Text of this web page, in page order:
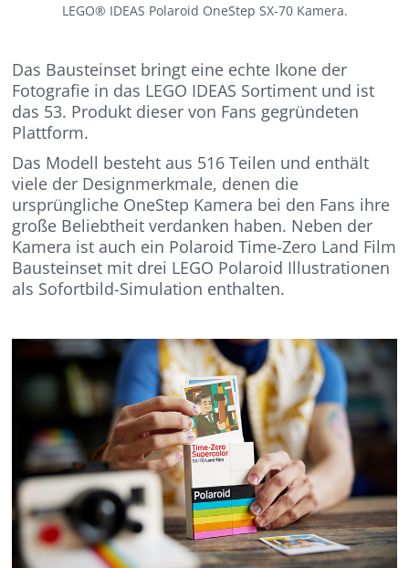
LEGO® IDEAS Polaroid OneStep SX-70 Kamera.
Das Bausteinset bringt eine echte Ikone der
Fotografie in das LEGO IDEAS Sortiment und ist
das 53. Produkt dieser von Fans gegründeten
Plattform.
Das Modell besteht aus 516 Teilen und enthält
viele der Designmerkmale, denen die
ursprüngliche OneStep Kamera bei den Fans ihre
große Beliebtheit verdanken haben. Neben der
Kamera ist auch ein Polaroid Time-Zero Land Film
Bausteinset mit drei LEGO Polaroid Illustrationen
als Sofortbild-Simulation enthalten.